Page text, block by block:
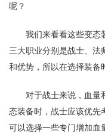
呢？
我们来看看这些变态
三大职业分别是战士、法
和优势，所以在选择装备
对于战士来说，血量
态装备时，战士应该优先
可以选择一些专门增加血